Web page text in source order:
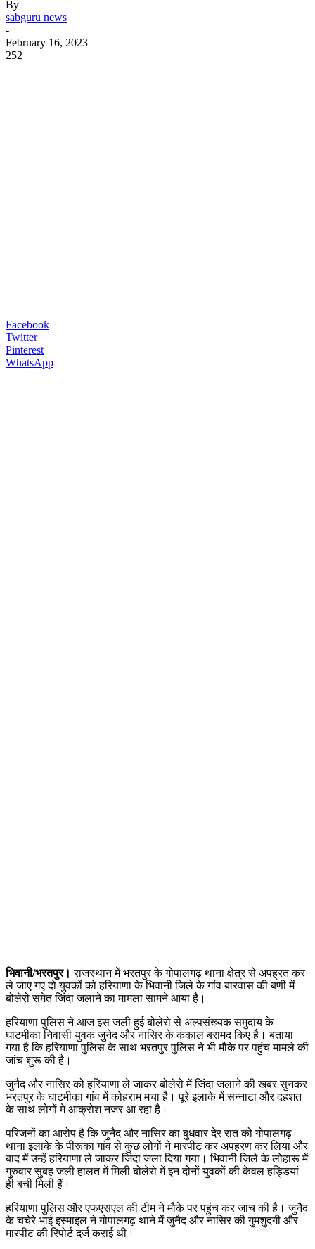
By
sabguru news
-
February 16, 2023
252
Facebook
Twitter
Pinterest
WhatsApp
भिवानी/भरतपुर। राजस्थान में भरतपुर के गोपालगढ़ थाना क्षेत्र से अपह्रत कर
ले जाए गए दो युवकों को हरियाणा के भिवानी जिले के गांव बारवास की बणी में
बोलेरो समेत जिंदा जलाने का मामला सामने आया है।
हरियाणा पुलिस ने आज इस जली हुई बोलेरो से अल्पसंख्यक समुदाय के
घाटमीका निवासी युवक जुनेद और नासिर के कंकाल बरामद किए है। बताया
गया है कि हरियाणा पुलिस के साथ भरतपुर पुलिस ने भी मौके पर पहुंच मामले की
जांच शुरू की है।
जुनैद और नासिर को हरियाणा ले जाकर बोलेरो में जिंदा जलाने की खबर सुनकर
भरतपुर के घाटमीका गांव में कोहराम मचा है। पूरे इलाके में सन्नाटा और दहशत
के साथ लोगों मे आक्रोश नजर आ रहा है।
परिजनों का आरोप है कि जुनैद और नासिर का बुधवार देर रात को गोपालगढ़
थाना इलाके के पीरूका गांव से कुछ लोगों ने मारपीट कर अपहरण कर लिया और
बाद में उन्हें हरियाणा ले जाकर जिंदा जला दिया गया। भिवानी जिले के लोहारू में
गुरुवार सुबह जली हालत में मिली बोलेरो में इन दोनों युवकों की केवल हड्डियां
ही बची मिली हैं।
हरियाणा पुलिस और एफएसएल की टीम ने मौके पर पहुंच कर जांच की है। जुनैद
के चचेरे भाई इस्माइल ने गोपालगढ़ थाने में जुनैद और नासिर की गुमशुदगी और
मारपीट की रिपोर्ट दर्ज कराई थी।